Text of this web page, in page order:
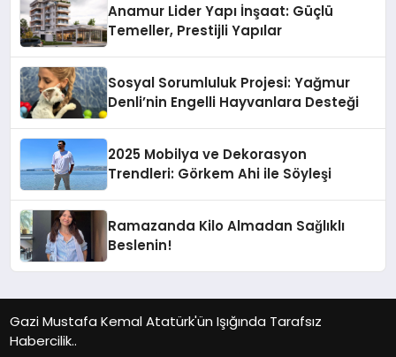
Anamur Lider Yapı İnşaat: Güçlü
Temeller, Prestijli Yapılar
Sosyal Sorumluluk Projesi: Yağmur
Denli’nin Engelli Hayvanlara Desteği
2025 Mobilya ve Dekorasyon
Trendleri: Görkem Ahi ile Söyleşi
Ramazanda Kilo Almadan Sağlıklı
Beslenin!
Gazi Mustafa Kemal Atatürk'ün Işığında Tarafsız
Habercilik..